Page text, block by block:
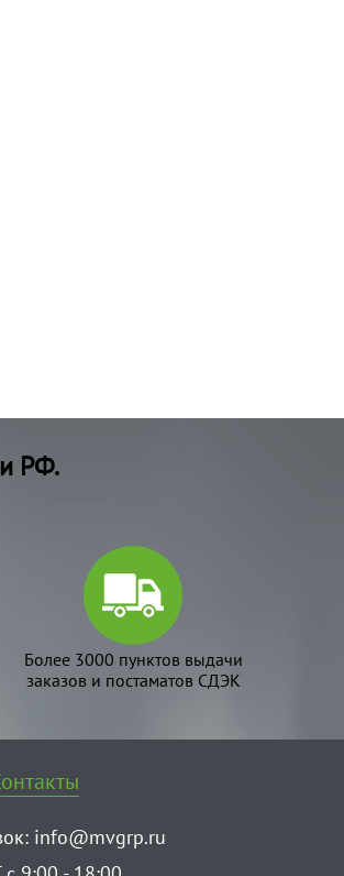
РФ.
Более 3000 пунктов выдачи
заказов и постаматов СДЭК
info@mvgrp.ru